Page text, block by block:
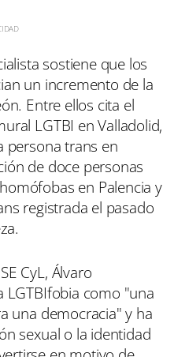
sostiene que los
un incremento de la
Entre ellos cita el
LGTBI en Valladolid,
persona trans en
de doce personas
en Palencia y
registrada el pasado
CyL, Álvaro
LGTBIfobia como "una
una democracia" y ha
sexual o la identidad